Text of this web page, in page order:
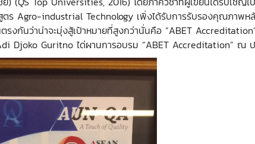
ร Agro-industrial Technology เพิ่งได้รับการรับรองคุณภาพ
รงกันว่าน่าจะมุ่งสู้เป้าหมายที่สูงกว่านั่นคือ “ABET
Djoko Guritno ได่ผานการอบรม “ABET Accreditation” ณ ป